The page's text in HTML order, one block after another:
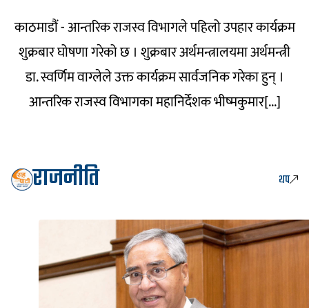
काठमाडौं - आन्तरिक राजस्व विभागले पहिलो उपहार कार्यक्रम
शुक्रबार घोषणा गरेको छ । शुक्रबार अर्थमन्त्रालयमा अर्थमन्त्री
डा. स्वर्णिम वाग्लेले उक्त कार्यक्रम सार्वजनिक गरेका हुन् ।
आन्तरिक राजस्व विभागका महानिर्देशक भीष्मकुमार[...]
राजनीति थप